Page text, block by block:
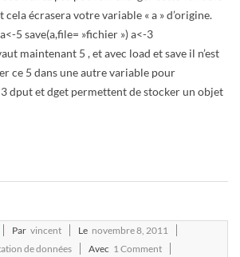
écrasera votre variable « a » d’origine.
5 save(a,file= »fichier ») a<-3
maintenant 5 , et avec load et save il n’est
ce 5 dans une autre variable pour
3 dput et dget permettent de stocker un objet
Par vincent Le novembre 8, 2011
de données Avec 1 Comment